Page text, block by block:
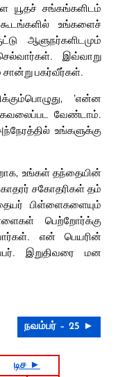
யூதச் சங்கங்களிடம்
உங்களைச்
ஆளுநர்களிடமும்
இவ்வாறு
பகர்வீர்கள்.
‘என்ன
கவலைப்பட வேண்டாம்.
உங்களுக்கு
உங்கள் தந்தையின்
சகோதரிகள் தம்
பிள்ளைகளையும்
பெற்றோர்க்கு
என் பெயரின்
இறுதிவரை மன
நவம்பர் – 25 ►
டிச ►